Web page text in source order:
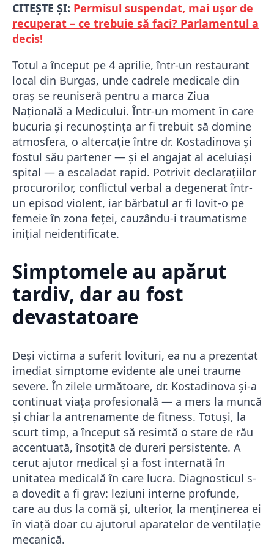
CITEȘTE ȘI: Permisul suspendat, mai ușor de
recuperat – ce trebuie să faci? Parlamentul a
decis!
Totul a început pe 4 aprilie, într-un restaurant
local din Burgas, unde cadrele medicale din
oraș se reuniseră pentru a marca Ziua
Națională a Medicului. Într-un moment în care
bucuria și recunoștința ar fi trebuit să domine
atmosfera, o altercație între dr. Kostadinova și
fostul său partener — și el angajat al aceluiași
spital — a escaladat rapid. Potrivit declarațiilor
procurorilor, conflictul verbal a degenerat într-
un episod violent, iar bărbatul ar fi lovit-o pe
femeie în zona feței, cauzându-i traumatisme
inițial neidentificate.
Simptomele au apărut
tardiv, dar au fost
devastatoare
Deși victima a suferit lovituri, ea nu a prezentat
imediat simptome evidente ale unei traume
severe. În zilele următoare, dr. Kostadinova și-a
continuat viața profesională — a mers la muncă
și chiar la antrenamente de fitness. Totuși, la
scurt timp, a început să resimtă o stare de rău
accentuată, însoțită de dureri persistente. A
cerut ajutor medical și a fost internată în
unitatea medicală în care lucra. Diagnosticul s-
a dovedit a fi grav: leziuni interne profunde,
care au dus la comă și, ulterior, la menținerea ei
în viață doar cu ajutorul aparatelor de ventilație
mecanică.